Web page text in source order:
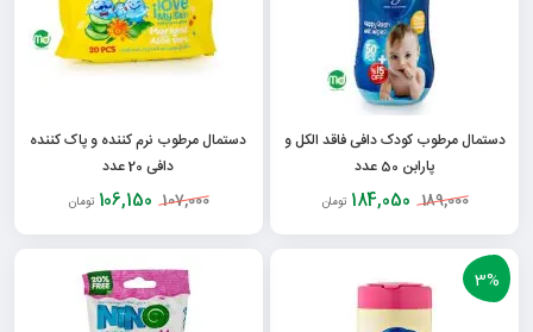
دستمال مرطوب کودک دافی فاقد الکل و
پارابن 50 عدد
189,000
184,050 تومان
دستمال مرطوب نرم کننده و پاک کننده
دافی 20 عدد
107,000
106,150 تومان
3%